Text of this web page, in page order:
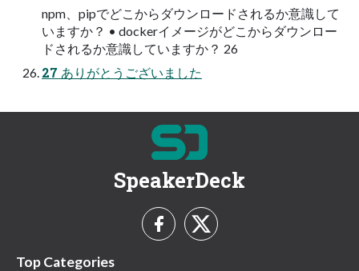
npm、pipでどこからダウンロードされるか意識して
いますか？ • dockerイメージがどこからダウンロー
ドされるか意識していますか？ 26
27 ありがとうございました
SpeakerDeck
Top Categories